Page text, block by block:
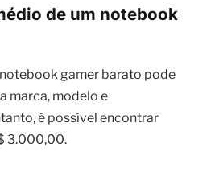
de um notebook
gamer barato pode
marca, modelo e
é possível encontrar
3.000,00.